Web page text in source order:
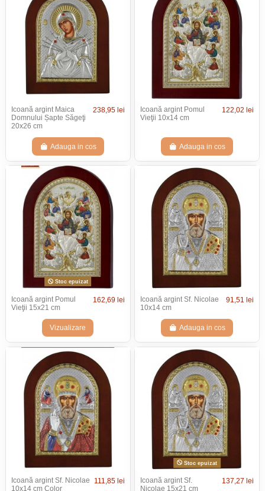
Icoană argint Maica
Domnului Șapte Săgeţi
20x26 cm
238,95 lei
Adauga in cos
Icoană argint Pomul
Vieţii 10x14 cm
122,02 lei
Adauga in cos
Stoc epuizat
Icoană argint Pomul
Vieţii 15x21 cm
162,69 lei
Vizualizare
Icoană argint Sf. Nicolae
10x14 cm
91,51 lei
Adauga in cos
Icoană argint Sf. Nicolae
10x14 cm Color
111,85 lei
Stoc epuizat
Icoană argint Sf.
Nicolae 15x21 cm
137,27 lei